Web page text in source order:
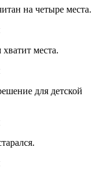
на четыре места.
места.
для детской